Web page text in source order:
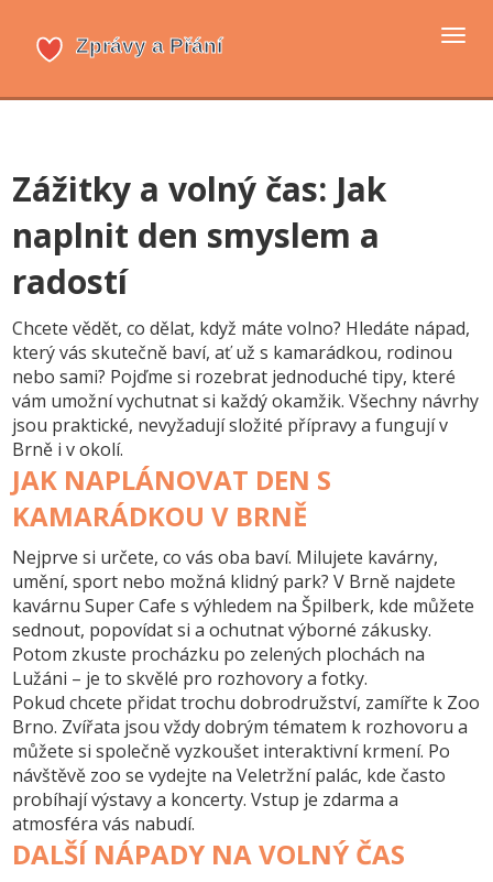
Zážitky a volný čas: Jak
naplnit den smyslem a
radostí
Chcete vědět, co dělat, když máte volno? Hledáte nápad,
který vás skutečně baví, ať už s kamarádkou, rodinou
nebo sami? Pojďme si rozebrat jednoduché tipy, které
vám umožní vychutnat si každý okamžik. Všechny návrhy
jsou praktické, nevyžadují složité přípravy a fungují v
Brně i v okolí.
JAK NAPLÁNOVAT DEN S
KAMARÁDKOU V BRNĚ
Nejprve si určete, co vás oba baví. Milujete kavárny,
umění, sport nebo možná klidný park? V Brně najdete
kavárnuSuper Cafe s výhledem na Špilberk, kde můžete
sednout, popovídat si a ochutnat výborné zákusky.
Potom zkuste procházku po zelených plochách na
Lužáni – je to skvělé pro rozhovory a fotky.
Pokud chcete přidat trochu dobrodružství, zamířte k Zoo
Brno. Zvířata jsou vždy dobrým tématem k rozhovoru a
můžete si společně vyzkoušet interaktivní krmení. Po
návštěvě zoo se vydejte na Veletržní palác, kde často
probíhají výstavy a koncerty. Vstup je zdarma a
atmosféra vás nabudí.
DALŠÍ NÁPADY NA VOLNÝ ČAS